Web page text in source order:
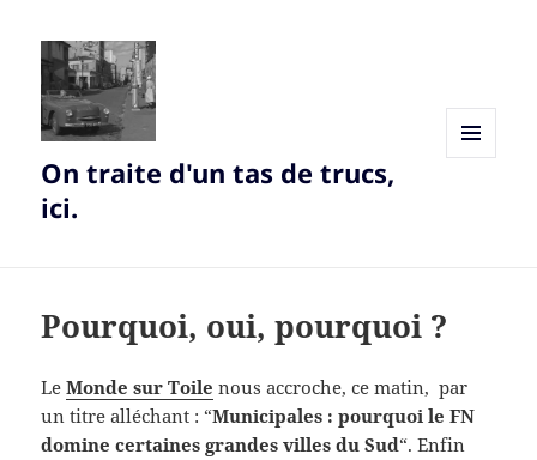
On traite d'un tas de trucs,
ici.
Pourquoi, oui, pourquoi ?
LeMonde sur Toile nous accroche, ce matin, par
un titre alléchant : “Municipales : pourquoi le FN
domine certaines grandes villes du Sud“. Enfin